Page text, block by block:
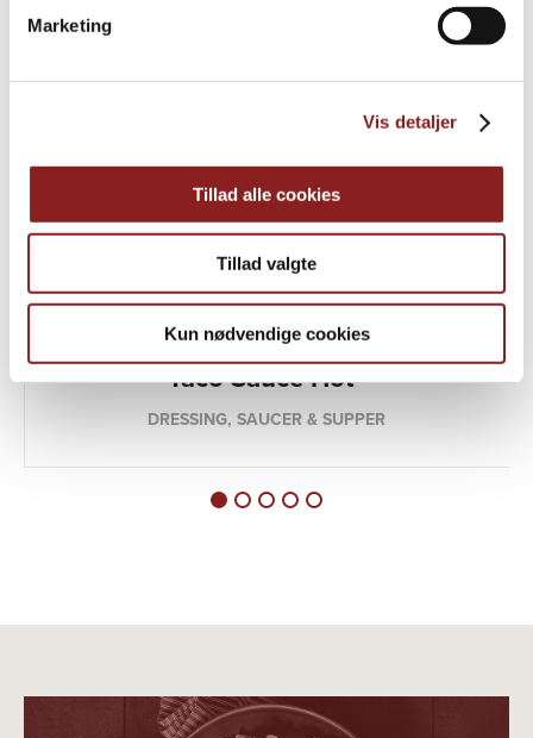
Marketing
Vis detaljer
Tillad alle cookies
Tillad valgte
Kun nødvendige cookies
Taco Sauce Hot
DRESSING, SAUCER & SUPPER